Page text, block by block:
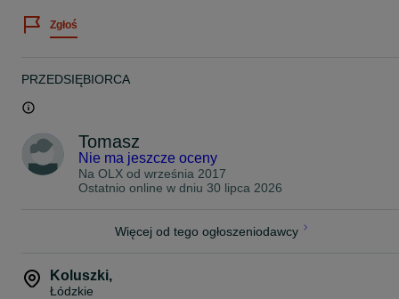
ATRAKCYJNE CENY!
Zgłoś
PRZEDSIĘBIORCA
Tomasz
Nie ma jeszcze oceny
Na OLX od września 2017
Ostatnio online w dniu 30 lipca 2026
Więcej od tego ogłoszeniodawcy
Koluszki,
Łódzkie